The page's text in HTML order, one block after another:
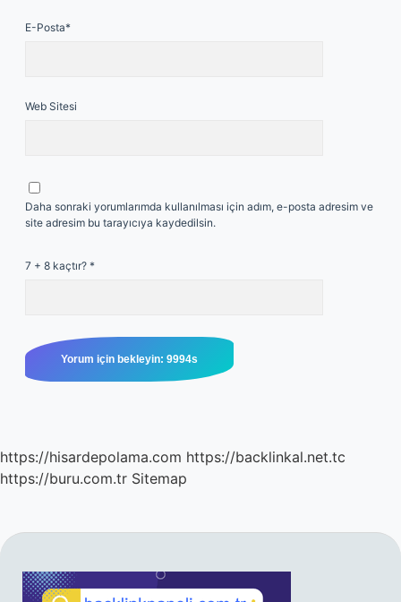
E-Posta*
Web Sitesi
Daha sonraki yorumlarımda kullanılması için adım, e-posta adresim ve
site adresim bu tarayıcıya kaydedilsin.
7 + 8 kaçtır? *
https://hisardepolama.com https://backlinkal.net.tc
https://buru.com.tr Sitemap
SIDEBAR